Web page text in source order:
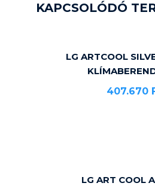
KAPCSOLÓDÓ
LG ARTCOOL
407.670
LG ART COOL